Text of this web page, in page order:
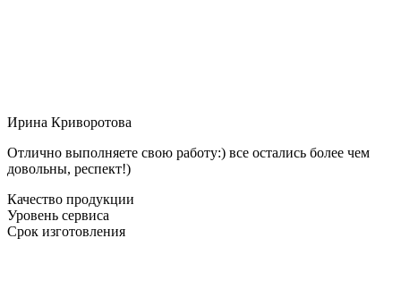
Ирина Криворотова
Отлично выполняете свою работу:) все остались более чем
довольны, респект!)
Качество продукции
Уровень сервиса
Срок изготовления